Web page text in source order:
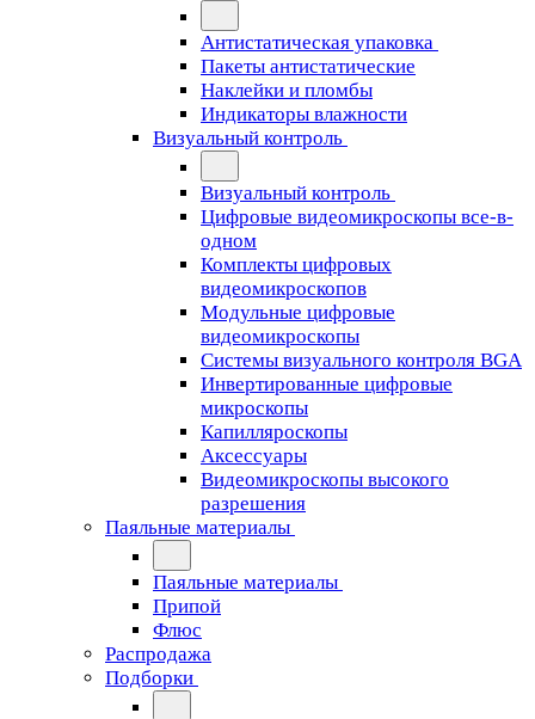
Антистатическая упаковка
Пакеты антистатические
Наклейки и пломбы
Индикаторы влажности
Визуальный контроль
Визуальный контроль
Цифровые видеомикроскопы все-в-
одном
Комплекты цифровых
видеомикроскопов
Модульные цифровые
видеомикроскопы
Cистемы визуального контроля BGA
Инвертированные цифровые
микроскопы
Капилляроскопы
Аксессуары
Видеомикроскопы высокого
разрешения
Паяльные материалы
Паяльные материалы
Припой
Флюс
Распродажа
Подборки